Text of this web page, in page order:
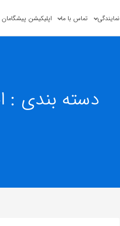
نمایندگی تماس با ما اپلیکیشن پیشگامان
دسته بندی :